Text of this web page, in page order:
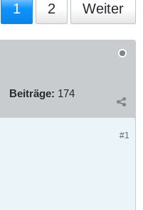
1 2 Weiter
Beiträge: 174
#1